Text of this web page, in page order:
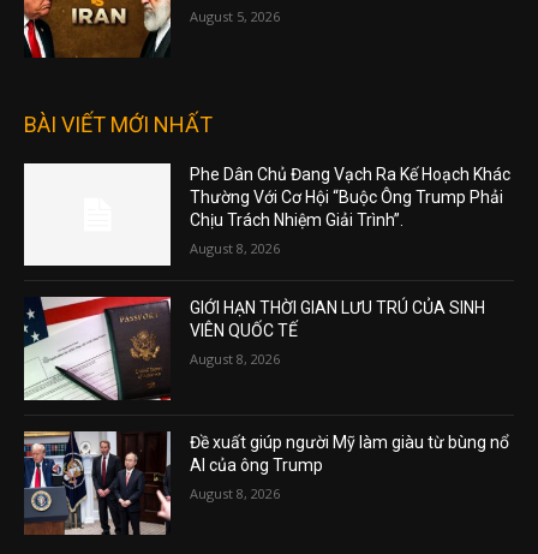
August 5, 2026
BÀI VIẾT MỚI NHẤT
Phe Dân Chủ Đang Vạch Ra Kế Hoạch Khác
Thường Với Cơ Hội “Buộc Ông Trump Phải
Chịu Trách Nhiệm Giải Trình”.
August 8, 2026
GIỚI HẠN THỜI GIAN LƯU TRÚ CỦA SINH
VIÊN QUỐC TẾ
August 8, 2026
Đề xuất giúp người Mỹ làm giàu từ bùng nổ
AI của ông Trump
August 8, 2026